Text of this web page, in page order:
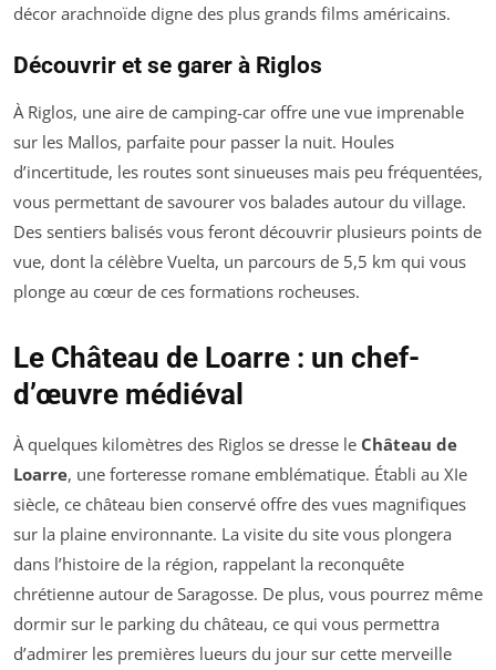
décor arachnoïde digne des plus grands films américains.
Découvrir et se garer à Riglos
À Riglos, une aire de camping-car offre une vue imprenable
sur les Mallos, parfaite pour passer la nuit. Houles
d’incertitude, les routes sont sinueuses mais peu fréquentées,
vous permettant de savourer vos balades autour du village.
Des sentiers balisés vous feront découvrir plusieurs points de
vue, dont la célèbre Vuelta, un parcours de 5,5 km qui vous
plonge au cœur de ces formations rocheuses.
Le Château de Loarre : un chef-
d’œuvre médiéval
À quelques kilomètres des Riglos se dresse le Château de
Loarre, une forteresse romane emblématique. Établi au XIe
siècle, ce château bien conservé offre des vues magnifiques
sur la plaine environnante. La visite du site vous plongera
dans l’histoire de la région, rappelant la reconquête
chrétienne autour de Saragosse. De plus, vous pourrez même
dormir sur le parking du château, ce qui vous permettra
d’admirer les premières lueurs du jour sur cette merveille